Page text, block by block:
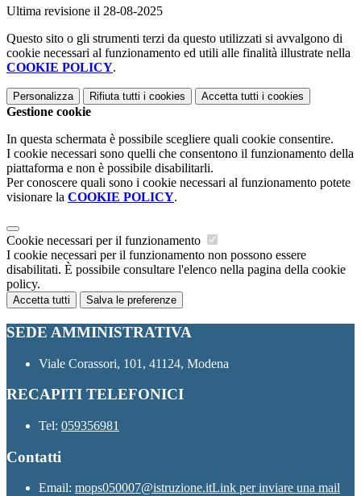
Ultima revisione il 28-08-2025
Questo sito o gli strumenti terzi da questo utilizzati si avvalgono di
cookie necessari al funzionamento ed utili alle finalità illustrate nella
COOKIE POLICY.
Personalizza Rifiuta tutti i cookies Accetta tutti i cookies
Gestione cookie
In questa schermata è possibile scegliere quali cookie consentire.
I cookie necessari sono quelli che consentono il funzionamento della
piattaforma e non è possibile disabilitarli.
Per conoscere quali sono i cookie necessari al funzionamento potete
visionare la COOKIE POLICY.
Cookie necessari per il funzionamento
I cookie necessari per il funzionamento non possono essere
disabilitati. È possibile consultare l'elenco nella pagina della cookie
policy.
Accetta tutti Salva le preferenze
SEDE AMMINISTRATIVA
Viale Corassori, 101, 41124, Modena
RECAPITI TELEFONICI
Tel: 059356981
Contatti
Email: mops050007@istruzione.itLink per inviare una mail